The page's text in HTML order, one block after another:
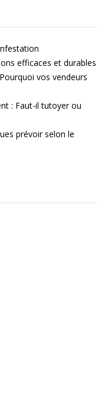
efficaces et durables
vos vendeurs
: Faut-il tutoyer ou
prévoir selon le